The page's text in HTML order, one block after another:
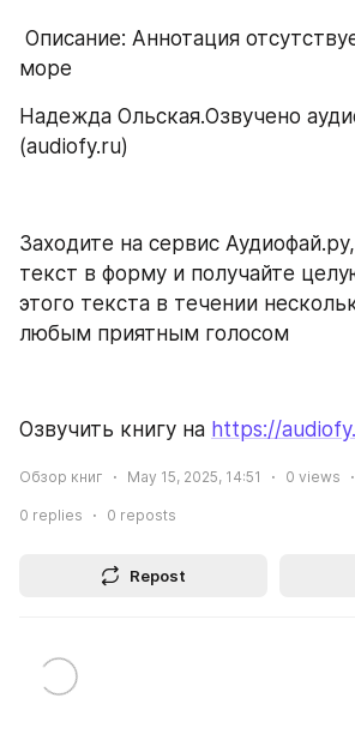
море
Надежда Ольская.Озвучено
(audiofy.ru)
Заходите на сервис
текст в форму и получайте
этого текста в течении
любым приятным голосом
Озвучить книгу на https://
Обзор книг May 15, 2025, 14:51 0 views
0 replies 0 reposts
Repost